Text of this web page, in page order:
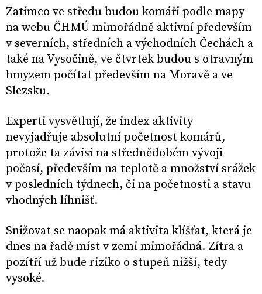
Zatímco ve středu budou komáři podle mapy
na webu ČHMÚ mimořádně aktivní především
v severních, středních a východních Čechách a
také na Vysočině, ve čtvrtek budou s otravným
hmyzem počítat především na Moravě a ve
Slezsku.
Experti vysvětlují, že index aktivity
nevyjadřuje absolutní početnost komárů,
protože ta závisí na střednědobém vývoji
počasí, především na teplotě a množství srážek
v posledních týdnech, či na početnosti a stavu
vhodných líhnišť.
Snižovat se naopak má aktivita klíšťat, která je
dnes na řadě míst v zemi mimořádná. Zítra a
pozítří už bude riziko o stupeň nižší, tedy
vysoké.